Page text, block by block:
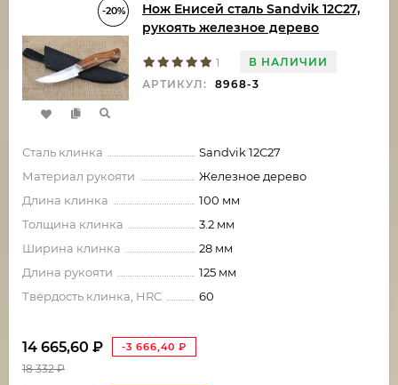
-20%
Нож Енисей сталь Sandvik 12C27,
рукоять железное дерево
1
В НАЛИЧИИ
АРТИКУЛ:
8968-3
Сталь клинка
Sandvik 12C27
Материал рукояти
Железное дерево
Длина клинка
100 мм
Толщина клинка
3.2 мм
Ширина клинка
28 мм
Длина рукояти
125 мм
Твёрдость клинка, HRC
60
14 665,60 ₽ -3 666,40 ₽
18 332₽